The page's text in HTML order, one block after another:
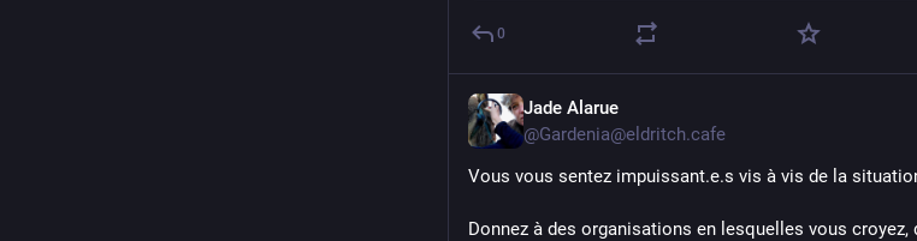
0
Jade Alarue
@Gardenia@eldritch.cafe
Vous vous sentez impuissant.e.s vis à vis de la
Donnez à des organisations en lesquelles vous croyez,